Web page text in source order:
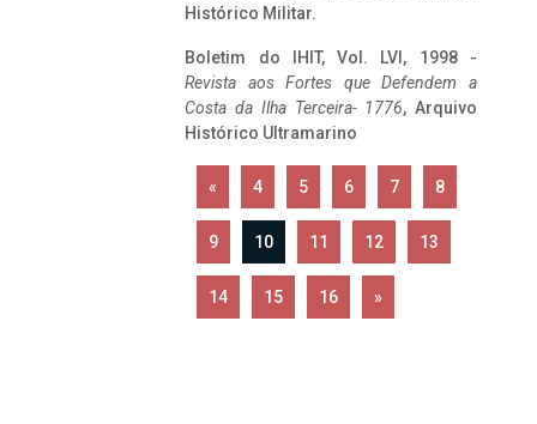
Histórico Militar.
Boletim do IHIT, Vol. LVI, 1998 -
Revista aos Fortes que Defendem a
Costa da Ilha Terceira- 1776, Arquivo
Histórico Ultramarino
« 4 5 6 7 8
9 10 11 12 13
14 15 16 »